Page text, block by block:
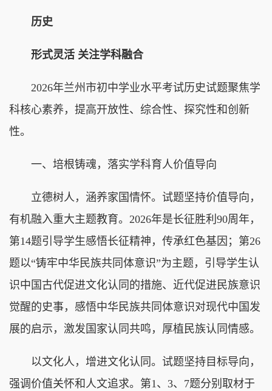
历史
形式灵活 关注学科融合
2026年兰州市初中学业水平考试历史试题聚焦学
科核心素养，提高开放性、综合性、探究性和创新
性。
一、培根铸魂，落实学科育人价值导向
立德树人，涵养家国情怀。试题坚持价值导向，
有机融入重大主题教育。2026年是长征胜利90周年，
第14题引导学生感悟长征精神，传承红色基因；第26
题以“铸牢中华民族共同体意识”为主题，引导学生认
识中国古代促进文化认同的措施、近代促进民族意识
觉醒的史事，感悟中华民族共同体意识对现代中国发
展的启示，激发国家认同共鸣，厚植民族认同情感。
以文化人，增进文化认同。试题坚持目标导向，
强调价值关怀和人文追求。第1、3、7题分别取材于